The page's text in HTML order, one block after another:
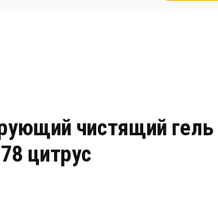
чистящий
цитрус